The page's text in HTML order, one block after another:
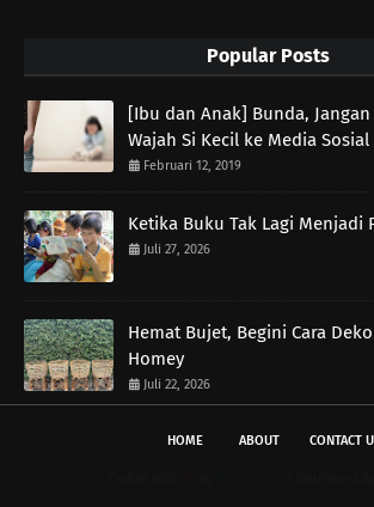
Popular Posts
[Ibu dan Anak] Bunda,
Wajah Si Kecil ke Media Sosial
Februari 12, 2019
Ketika Buku Tak Lagi Menjadi
Juli 27, 2026
Hemat Bujet, Begini Cara
Homey
Juli 22, 2026
HOME ABOUT CONTACT